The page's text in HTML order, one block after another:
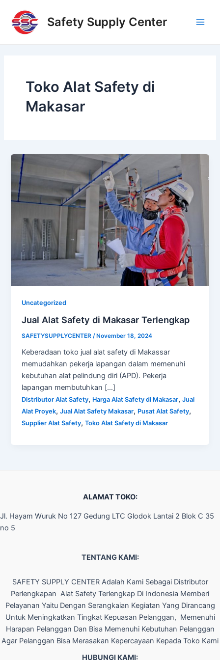
content
Safety Supply Center
Toko Alat Safety di
Makasar
Uncategorized
Jual Alat Safety di Makasar Terlengkap
SAFETYSUPPLYCENTER /November 18, 2024
Keberadaan toko jual alat safety di Makassar
memudahkan pekerja lapangan dalam memenuhi
kebutuhan alat pelindung diri (APD). Pekerja
lapangan membutuhkan […]
Distributor Alat Safety, Harga Alat Safety di Makasar,Jual
Alat Proyek,Jual Alat Safety Makasar, Pusat Alat Safety,
Supplier Alat Safety,Toko Alat Safety di Makasar
ALAMAT TOKO:
Jl. Hayam Wuruk No 127 Gedung LTC Glodok Lantai 2 Blok C 35
no 5
TENTANG KAMI:
SAFETY SUPPLY CENTER Adalah Kami Sebagai Distributor
Perlengkapan Alat Safety Terlengkap Di Indonesia Memberi
Pelayanan Yaitu Dengan Serangkaian Kegiatan Yang Dirancang
Untuk Meningkatkan Tingkat Kepuasan Pelanggan, Memenuhi
Harapan Pelanggan Dan Bisa Memenuhi Kebutuhan Pelanggan
Agar Pelanggan Bisa Merasakan Kepercayaan Kepada Toko Kami
HUBUNGI KAMI: